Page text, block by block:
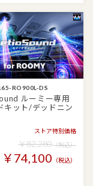
RO900L-DS
ルーミー専用
キット/デッドニン
ストア特別価格
￥82,280（税込）
￥74,100 （税込）